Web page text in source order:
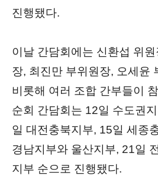
진행됐다.
이날 간담회에는 신환섭 위
장, 최진만 부위원장, 오세윤
비롯해 여러 조합 간부들이
순회 간담회는 12일 수도권
일 대전충북지부, 15일 세종
경남지부와 울산지부, 21일
지부 순으로 진행됐다.